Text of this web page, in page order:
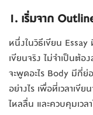
1. เริ่มจาก
หนึ่งในวิธีเขียน
เขียนจริง ไม่จำเป็นต้
จะพูดอะไร Body มีกี่ย่
อย่างไร เพื่อที่เวลาเขี
ไหลลื่น และควบคุมเวล